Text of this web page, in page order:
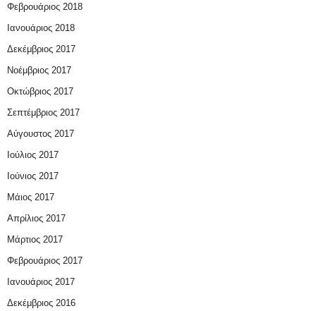
Φεβρουάριος 2018
Ιανουάριος 2018
Δεκέμβριος 2017
Νοέμβριος 2017
Οκτώβριος 2017
Σεπτέμβριος 2017
Αύγουστος 2017
Ιούλιος 2017
Ιούνιος 2017
Μάιος 2017
Απρίλιος 2017
Μάρτιος 2017
Φεβρουάριος 2017
Ιανουάριος 2017
Δεκέμβριος 2016